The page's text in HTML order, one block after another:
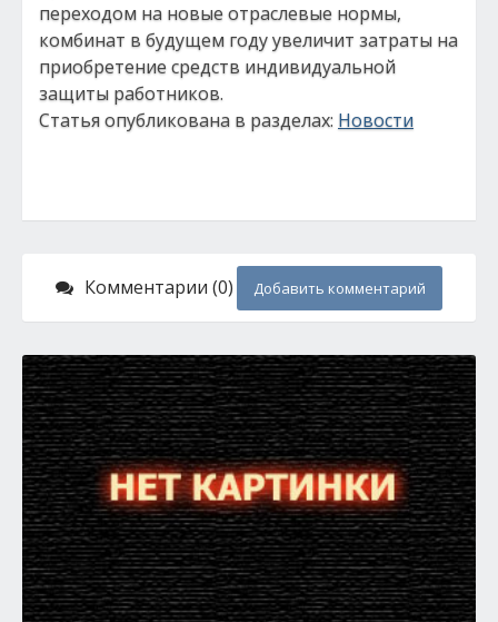
переходом на новые отраслевые нормы,
комбинат в будущем году увеличит затраты на
приобретение средств индивидуальной
защиты работников.
Статья опубликована в разделах: Новости
Комментарии (0) Добавить комментарий